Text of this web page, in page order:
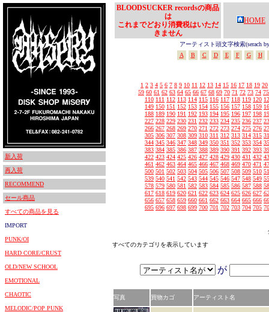
新入荷
再入荷
RECOMMEND
セール商品
すべての商品を見る
IMPORT
PUNK/OI
HARD CORE/CRUST
OLD/NEW SCHOOL
EMOTIONAL
CHAOTIC
MELODIC/POP PUNK
BLOODSUCKER recordsの商品
は
これまでどおり消費税はいただ
きません
HOME
アーティスト頭文字検索(serach
A
B C D E F G H
1 2 3 4 5 6 7 8 9 10 11 12 13 14 15 16 17 18 19 20
59 60 61 62 63 64 65 66 67 68 69 70 71 72 73 74 75
110 111 112 113 114 115 116 117 118 119 120
149 150 151 152 153 154 155 156 157 158 159
188 189 190 191 192 193 194 195 196 197 198
227 228 229 230 231 232 233 234 235 236 237
266 267 268 269 270 271 272 273 274 275 276
305 306 307 308 309 310 311 312 313 314 315
344 345 346 347 348 349 350 351 352 353 354
383 384 385 386 387 388 389 390 391 392 393
422 423 424 425 426 427 428 429 430 431 432
461 462 463 464 465 466 467 468 469 470 471
500 501 502 503 504 505 506 507 508 509 510
539 540 541 542 543 544 545 546 547 548 549
578 579 580 581 582 583 584 585 586 587 588
617 618 619 620 621 622 623 624 625 626 627
656 657 658 659 660 661 662 663 664 665 666
695 696 697 698 699 700 701 702 703 704 705
すべてのカテゴリを表示しています
が
写真 買物カゴ アーティスト名